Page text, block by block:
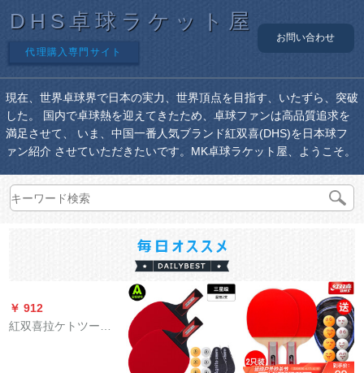
DHS卓球ラケット屋
代理購入専門サイト
お問い合わせ
現在、世界卓球界で日本の実力、世界頂点を目指す、いたずら、突破
した。 国内で卓球熱を迎えてきたため、卓球ファンは高品質追求を
満足させて、 いま、中国一番人気ブランド紅双喜(DHS)を日本球フ
ァン紹介 させていただきたいです。MK卓球ラケット屋、ようこそ。
￥ 912
紅双喜拉ケトツーシ